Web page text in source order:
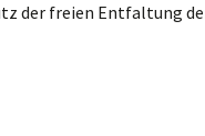
der freien Entfaltung